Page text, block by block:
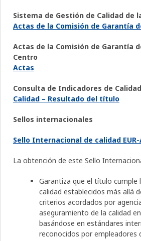
Sistema de Gestión de Calidad de
Actas de la Comisión de Garantía
Actas de la Comisión de Garantía
Centro
Actas
Consulta de Indicadores de
Calidad – Resultado del título
Sellos internacionales
Sello Internacional de calidad
La obtención de este Sello
Garantiza que el título cumple
calidad establecidos más allá
criterios acordados por
aseguramiento de la calidad
basándose en estándares
reconocidos por empleadores